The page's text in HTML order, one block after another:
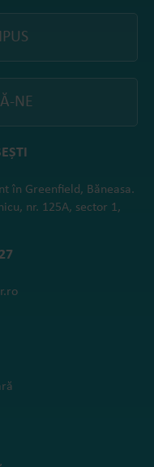
NE
în Greenfield, Băneasa.
nr. 125A, sector 1,